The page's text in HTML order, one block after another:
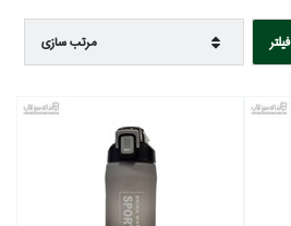
فيلتر مرتب سازي